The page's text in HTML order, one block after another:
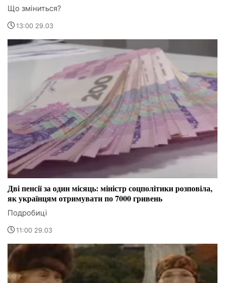
Що зміниться?
13:00 29.03
Дві пенсії за один місяць: міністр соцполітики розповіла,
як українцям отримувати по 7000 гривень
Подробиці
11:00 29.03